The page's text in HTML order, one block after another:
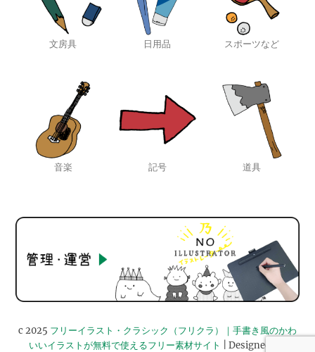
文房具 日用品 スポーツなど
音楽 記号 道具
c 2025 フリーイラスト・クラシック（フリクラ）｜手書き風のかわ
いいイラストが無料で使えるフリー素材サイト
| Designed by: